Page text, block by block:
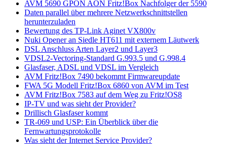
AVM 5690 GPON AON Fritz!Box Nachfolger der 5590
Daten parallel über mehrere Netzwerkschnittstellen
herunterzuladen
Bewertung des TP-Link Aginet VX800v
Nuki Opener an Siedle HT611 mit externem Läutwerk
DSL Anschluss Arten Layer2 und Layer3
VDSL2-Vectoring-Standard G.993.5 und G.998.4
Glasfaser, ADSL und VDSL im Vergleich
AVM Fritz!Box 7490 bekommt Firmwareupdate
FWA 5G Modell Fritz!Box 6860 von AVM im Test
AVM Fritz!Box 7583 auf dem Weg zu Fritz!OS8
IP-TV und was sieht der Provider?
Drillisch Glasfaser kommt
TR-069 und USP: Ein Überblick über die
Fernwartungsprotokolle
Was sieht der Internet Service Provider?